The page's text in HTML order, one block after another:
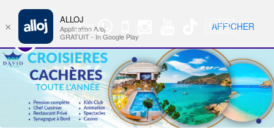
Groupe
WhatsApp
🇺🇸 Nav
×
ALLOJ
Application Alloj
GRATUIT - In Google Play
AFFICHER